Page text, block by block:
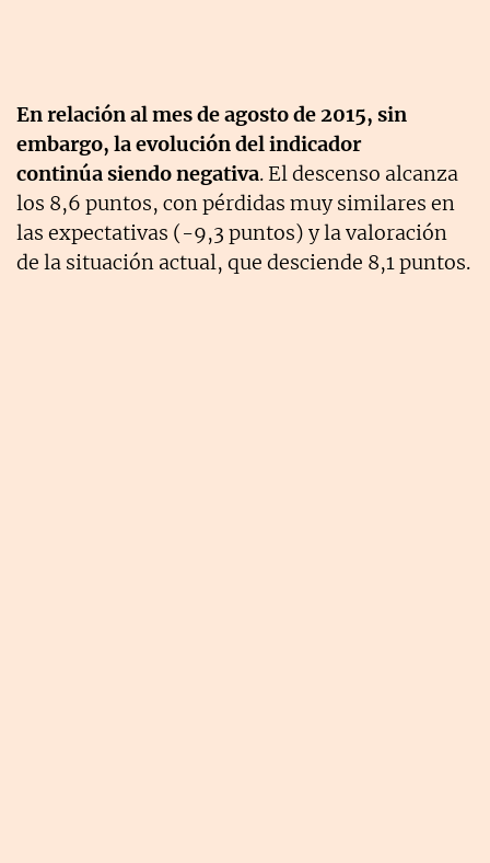
En relación al mes de agosto de 2015, sin
embargo, la evolución del indicador
continúa siendo negativa. El descenso alcanza
los 8,6 puntos, con pérdidas muy similares en
las expectativas (-9,3 puntos) y la valoración
de la situación actual, que desciende 8,1 puntos.